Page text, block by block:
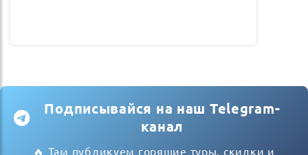
Подписывайся на наш Telegram-
канал
🔥 Там публикуем горящие туры, скидки и